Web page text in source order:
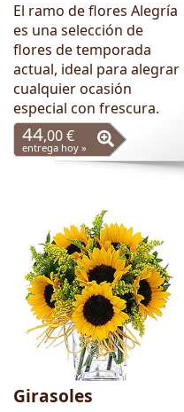
El ramo de flores Alegría
es una selección de
flores de temporada
actual, ideal para alegrar
cualquier ocasión
especial con frescura.
44,00 €
entrega hoy »
Girasoles